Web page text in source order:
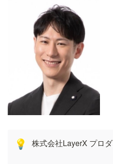
💡 株式会社LayerX プロ